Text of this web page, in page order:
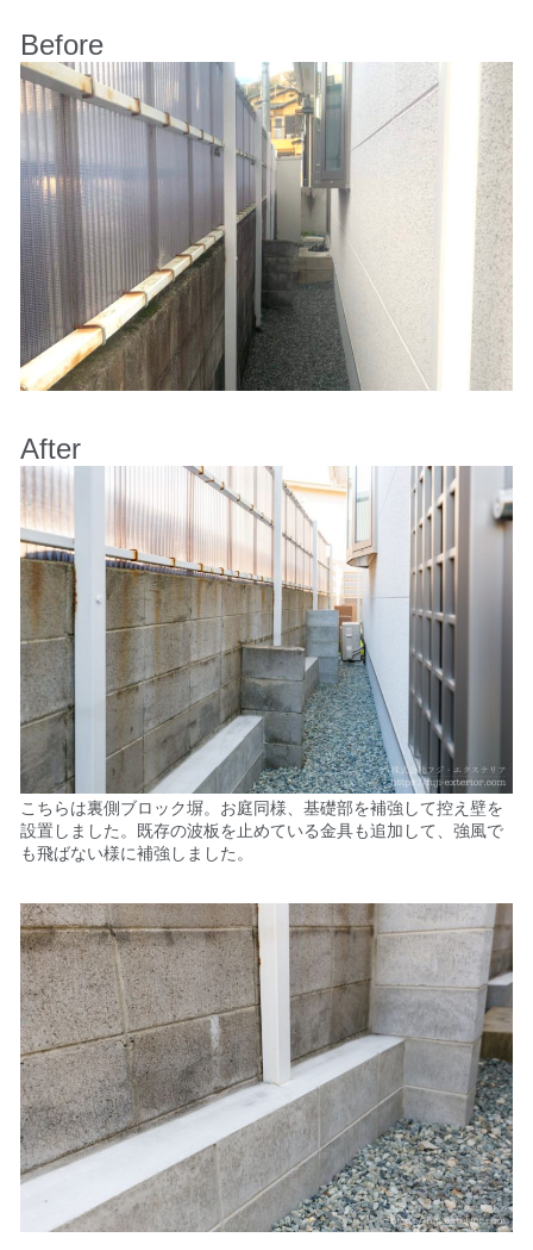
Before
After
こちらは裏側ブロック塀。お庭同様、基礎部を補強して控え壁を
設置しました。既存の波板を止めている金具も追加して、強風で
も飛ばない様に補強しました。